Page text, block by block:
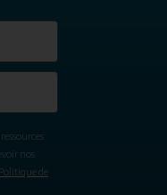
nos
Politique de